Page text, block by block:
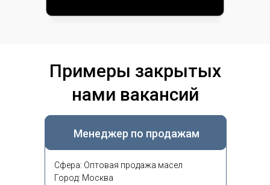
Примеры закрытых
нами вакансий
Менеджер по продажам
Сфера: Оптовая продажа масел
Город: Москва